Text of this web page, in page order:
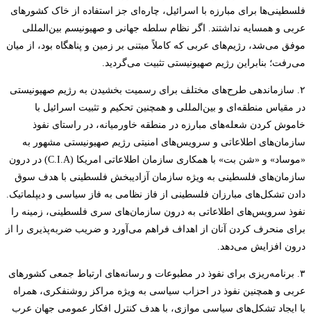
فلسطینی‌ها برای مبارزه با اسرائیل، چاره‌ای جز استفاده از خاک کشورهای
عربی و همسایه نداشتند. اگر نظام سلطه جهانی و صهیونیسم بین‌المللی
موفق می‌شد، رژیم‌های عربی که کاملاً مبتنی بر زمین و پناهگاه بود، از میان
می‌رفت؛ بنابراین رژیم صهیونیستی تثبیت می‌گردید.
۲. سازماندهی طرح‌های مختلف برای رسمیت بخشیدن به رژیم صهیونیستی
در مقیاس منطقه‌ای و بین‌المللی و همچنین تحکیم و تثبیت اسرائیل با
خاموش کردن شعله‌های مبارزه در منطقه خاورمیانه، در راستای نفوذ
سازمان‌های اطلاعاتی و سرویس‌های امنیتی رژیم صهیونیستی مشهور به
«موساد» و «شن بت» با همکاری سازمان اطلاعاتی امریکا (C.I.A) در درون
سازمان‌های فلسطینی به ویژه سازمان آزادیبخش فلسطینی با هدف سوق
دادن تشکل‌های مبارزان فلسطینی از فاز نظامی به فاز سیاسی و دیپلماتیک.
نفوذ سرویس‌های اطلاعاتی به درون سازمان‌های سری فلسطینی، زمینه را
برای منحرف کردن آنان از اهداف فراهم می‌آورد و ضریب ضربه‌پذیری را از
درون افزایش می‌دهد.
۳. برنامه‌ریزی برای نفوذ در مطبوعات و رسانه‌های ارتباط جمعی کشورهای
عربی و همچنین نفوذ در احزاب سیاسی به ویژه مراکز روشنفکری، همراه
با ایجاد تشکل‌های سیاسی موازی، با هدف کنترل افکار عمومی جهان عرب